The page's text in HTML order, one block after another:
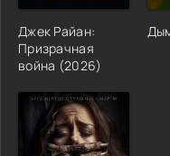
Джек Райан:
Призрачная
война (2026)